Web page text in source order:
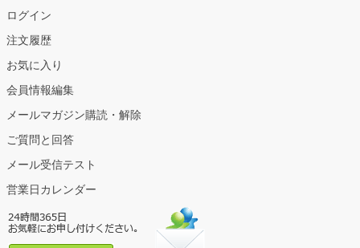
ログイン
注文履歴
お気に入り
会員情報編集
メールマガジン購読・解除
ご質問と回答
メール受信テスト
営業日カレンダー